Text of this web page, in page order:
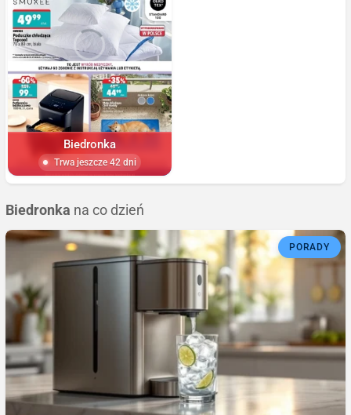
Biedronka
Trwa jeszcze 42 dni
Biedronka na co dzień
PORADY